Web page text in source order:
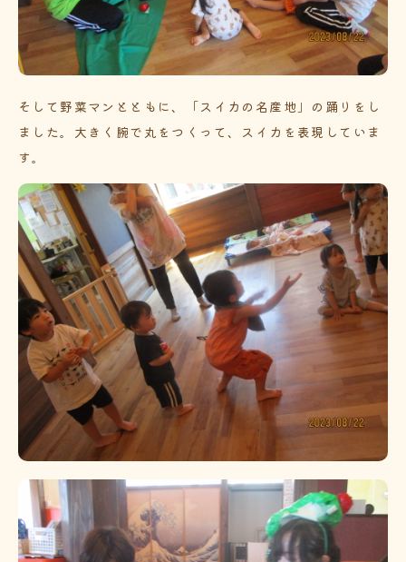
そして野菜マンとともに、「スイカの名産地」の踊りをし
ました。大きく腕で丸をつくって、スイカを表現していま
す。